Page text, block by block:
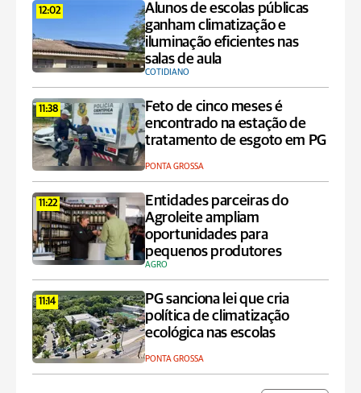
12:02
Alunos de escolas públicas
ganham climatização e
iluminação eficientes nas
salas de aula
COTIDIANO
11:38
Feto de cinco meses é
encontrado na estação de
tratamento de esgoto em PG
PONTA GROSSA
11:22
Entidades parceiras do
Agroleite ampliam
oportunidades para
pequenos produtores
AGRO
11:14
PG sanciona lei que cria
política de climatização
ecológica nas escolas
PONTA GROSSA